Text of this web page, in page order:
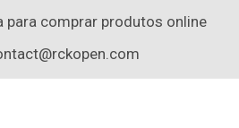
para comprar produtos online